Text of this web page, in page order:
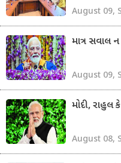
August 09,
માત્ર સવાલ
August 09,
મોદી, રાહુલ
August 08,